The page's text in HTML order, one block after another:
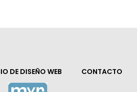
DE DISEÑO WEB CONTACTO